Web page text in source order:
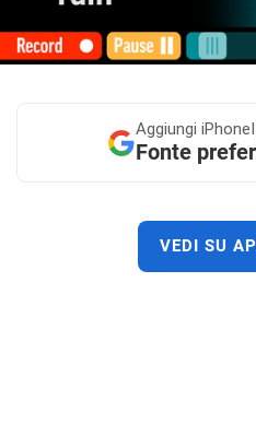
Aggiungi
Fonte
VEDI SU